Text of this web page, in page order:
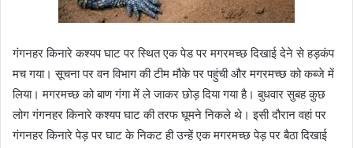
गंगनहर किनारे कश्यप घाट पर स्थित एक पेड पर मगरमच्छ दिखाई देने सेहड़कंप
मचगया। सूचना पर वन विभाग की टीम मौके पर पहुंची और मगरमच्छ को कब्जे में
लिया। मगरमच्छ को बाण गंगा में ले जाकरछोड़दिया गया है। बुधवार सुबह कुछ
लोग गंगनहर किनारे कश्यप घाट की तरफ घूमने निकले थे। इसी दौरान वहां पर
गंगनहर किनारेपेड़पर घाट के निकट ही उन्हें एक मगरमच्छपेड़पर बैठा दिखाई